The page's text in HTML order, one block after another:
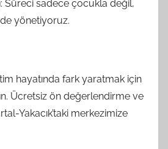
Süreci sadece çocukla değil,
yönetiyoruz.
hayatında fark yaratmak için
Ücretsiz ön değerlendirme ve
Yakacık’taki merkezimize